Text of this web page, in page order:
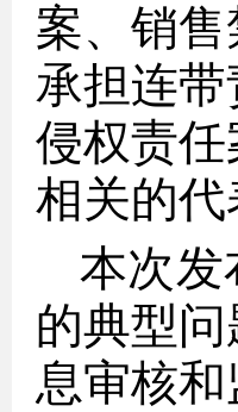
案、销
承担连
侵权责
相关的代
本次发
的典型
息审核